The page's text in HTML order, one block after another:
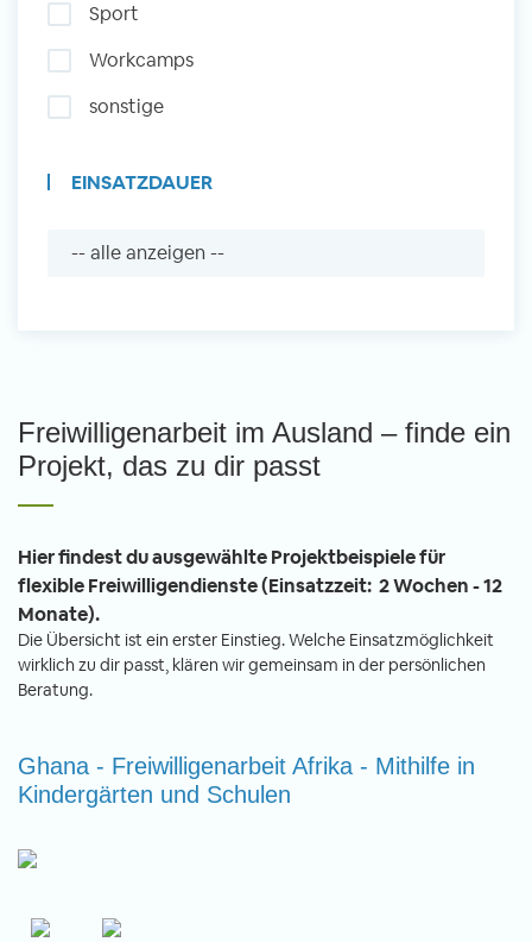
Sport
Workcamps
sonstige
EINSATZDAUER
Freiwilligenarbeit im Ausland – finde ein
Projekt, das zu dir passt
Hier findest du ausgewählte Projektbeispiele für
flexible Freiwilligendienste (Einsatzzeit: 2 Wochen - 12
Monate).
Die Übersicht ist ein erster Einstieg. Welche Einsatzmöglichkeit
wirklich zu dir passt, klären wir gemeinsam in der persönlichen
Beratung.
Ghana - Freiwilligenarbeit Afrika - Mithilfe in
Kindergärten und Schulen